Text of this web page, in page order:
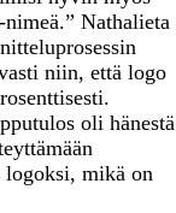
Nathalieta
niin, että logo
oli hänestä
logoksi, mikä on